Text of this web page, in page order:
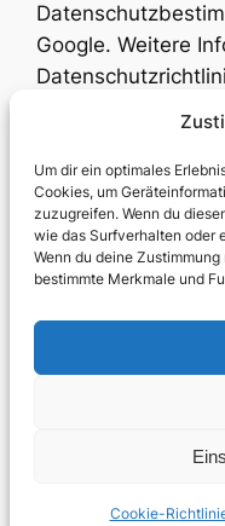
Um dir ein optimales
Cookies, um
zuzugreifen. Wenn du
wie das Surfverhalten oder
Wenn du deine
bestimmte Merkmale und
Cookie-
Google. Weitere
Abo